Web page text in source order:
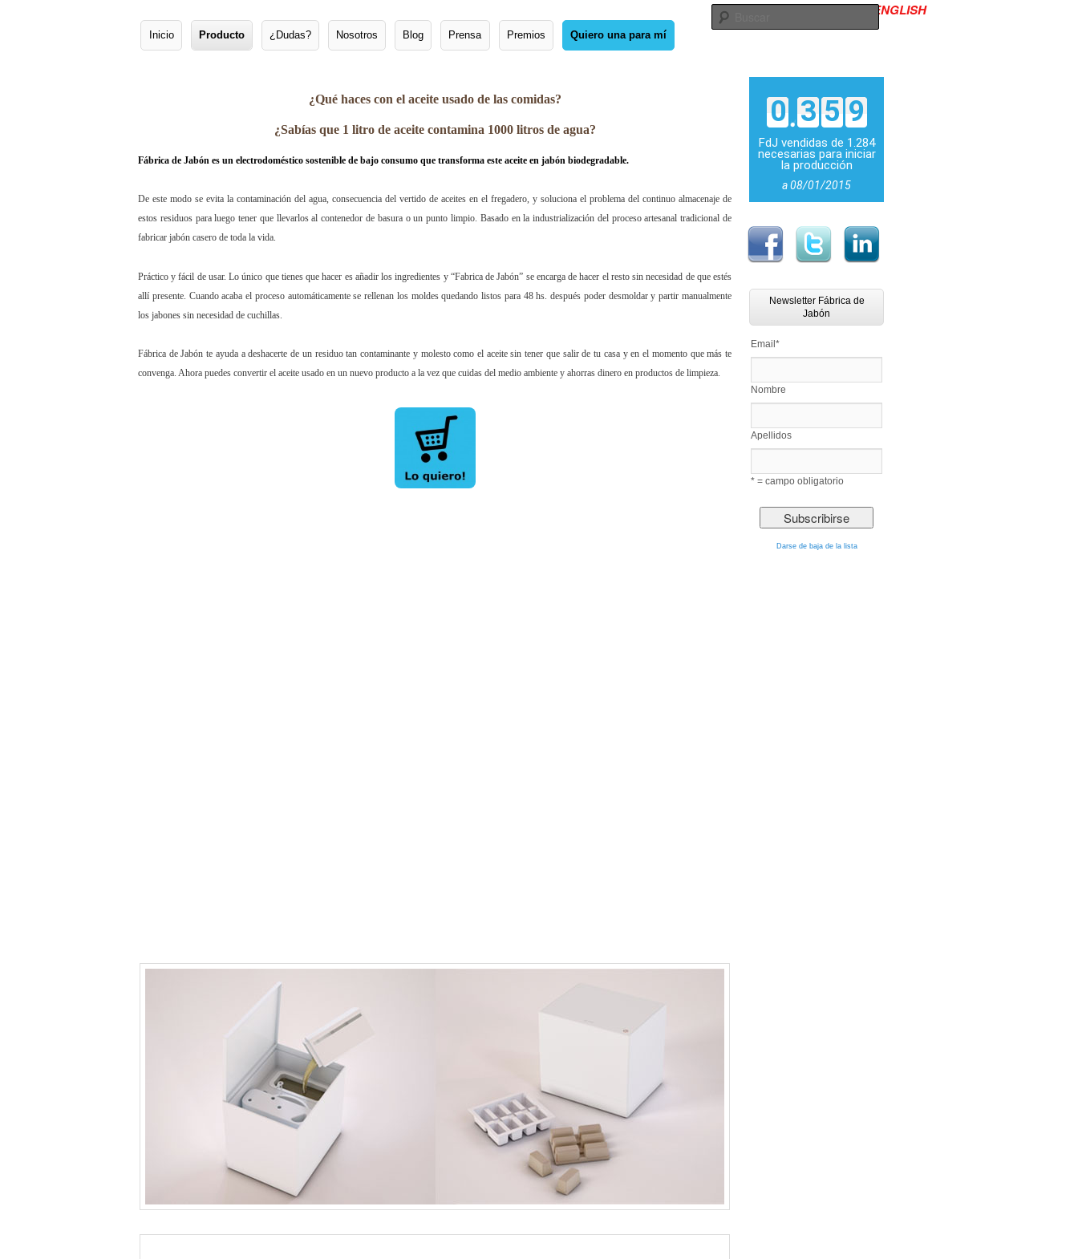
645 986 619 Contacto ENGLISH
Buscar
Menú principal
Ir al contenido principal
Ir al contenido secundario
Inicio Producto ¿Dudas? Nosotros Blog Prensa Premios Quiero una para mí
¿Qué haces con el aceite usado de las comidas?
¿Sabías que 1 litro de aceite contamina 1000 litros de agua?
Fábrica de Jabón es un electrodoméstico sostenible de bajo consumo que transforma este aceite en jabón biodegradable.
De este modo se evita la contaminación del agua, consecuencia del vertido de aceites en el fregadero, y soluciona el problema del continuo almacenaje de
estos residuos para luego tener que llevarlos al contenedor de basura o un punto limpio. Basado en la industrialización del proceso artesanal tradicional de
fabricar jabón casero de toda la vida.
Práctico y fácil de usar. Lo único que tienes que hacer es añadir los ingredientes y “Fabrica de Jabón” se encarga de hacer el resto sin necesidad de que estés
allí presente. Cuando acaba el proceso automáticamente se rellenan los moldes quedando listos para 48 hs. después poder desmoldar y partir manualmente
los jabones sin necesidad de cuchillas.
Fábrica de Jabón te ayuda a deshacerte de un residuo tan contaminante y molesto como el aceite sin tener que salir de tu casa y en el momento que más te
convenga. Ahora puedes convertir el aceite usado en un nuevo producto a la vez que cuidas del medio ambiente y ahorras dinero en productos de limpieza.
0 3 5 9
FdJ vendidas de 1.284
necesarias para iniciar
la producción
a 08/01/2015
Newsletter Fábrica de
Jabón
Email*
Nombre
Apellidos
* = campo obligatorio
Darse de baja de la lista